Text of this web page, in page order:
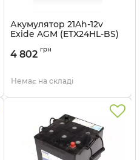
Акумулятор 21Ah-12v
Exide AGM (ETX24HL-BS)
Артикул: ETX24HL-BS
4 802 грн
Немає на складі